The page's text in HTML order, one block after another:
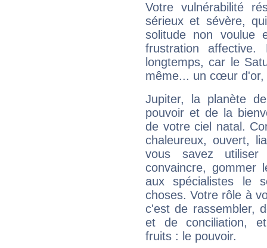
Votre vulnérabilité
sérieux et sévère,
solitude non voulue
frustration
longtemps, car le
même... un cœur d'or,
Jupiter, la planète
pouvoir et de la
de votre ciel natal.
chaleureux, ouvert,
vous savez
convaincre, gommer
aux spécialistes le
choses. Votre rôle à
c'est de rassembler,
et de conciliation,
fruits : le pouvoir.